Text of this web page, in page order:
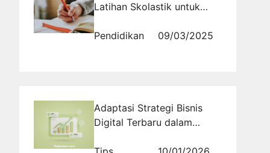
Latihan Skolastik untuk
Pendidikan
09/03/2025
Adaptasi Strategi Bisnis
Digital Terbaru dalam